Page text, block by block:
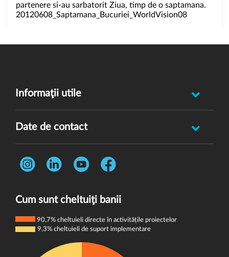
partenere si-au sarbatorit Ziua, timp de o saptamana.
20120608_Saptamana_Bucuriei_WorldVision08
Informaţii utile
Întrebări frecvente
Politica de cookie-uri
Date de contact
Str. Rotasului, Nr. 7, Sector 1, Bucuresti, 012167
Telefon:
0731 444 013
Cum sunt cheltuiţi banii
90,7% cheltuieli directe în activitățile proiectelor
9,3% cheltuieli de suport implementare